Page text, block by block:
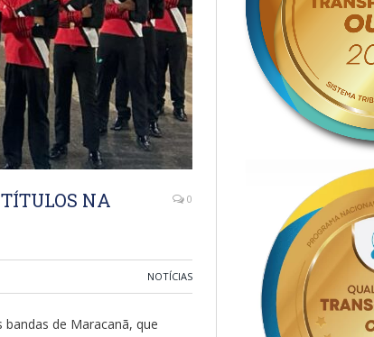
NA
0
NOTÍCIAS
de Maracanã, que